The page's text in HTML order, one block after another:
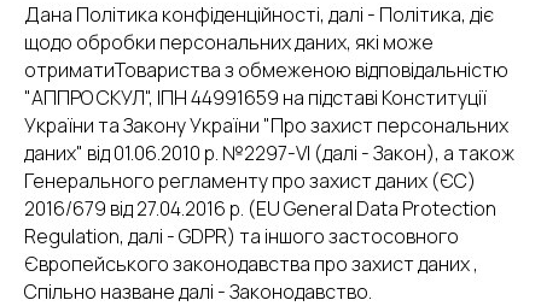
Дана Політика конфіденційності, далі - Політика, діє
щодо обробки персональних даних, які може
отриматиТовариства з обмеженою відповідальністю
"АППРО СКУЛ", ІПН 44991659 на підставі Конституції
України та Закону України "Про захист персональних
даних" від 01.06.2010 р. №2297-VI (далі - Закон), а також
Генерального регламенту про захист даних (ЄС)
2016/679 від 27.04.2016 р. (EU General Data Protection
Regulation, далі - GDPR) та іншого застосовного
Європейського законодавства про захист даних ,
Спільно назване далі - Законодавство.